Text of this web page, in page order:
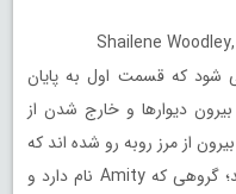
شود که قسمت اول به پایان
دیوارها و خارج شدن از
از مرز روبه رو شده اند که
با یکدیگر متحد هستند و یک هدف دارند؛ گروهی که Amity نام دارد و